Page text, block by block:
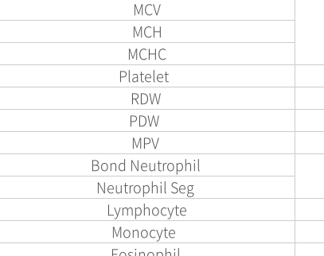
MCV
MCH
MCHC
Platelet
RDW
PDW
MPV
Bond Neutrophil
Neutrophil Seg
Lymphocyte
Monocyte